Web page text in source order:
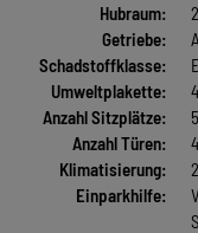
Hubraum:
Getriebe:
Schadstoffklasse:
Umweltplakette:
Anzahl Sitzplätze:
5
Anzahl Türen:
Klimatisierung:
Einparkhilfe: